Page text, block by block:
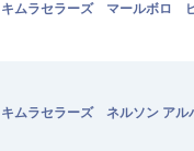
キムラセラーズ マールボロ
キムラセラーズ ネルソン ア